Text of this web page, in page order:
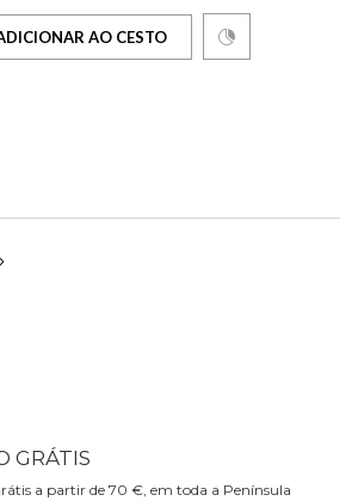
AO CESTO
GRÁTIS
a partir de 70 €, em toda a Península